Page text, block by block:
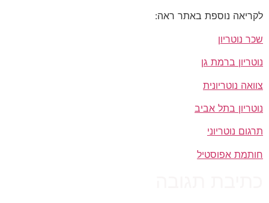
לקריאה נוספת באתר ראה:
שכר נוטריון
נוטריון ברמת גן
צוואה נוטריונית
נוטריון בתל אביב
תרגום נוטריוני
חותמת אפוסטיל